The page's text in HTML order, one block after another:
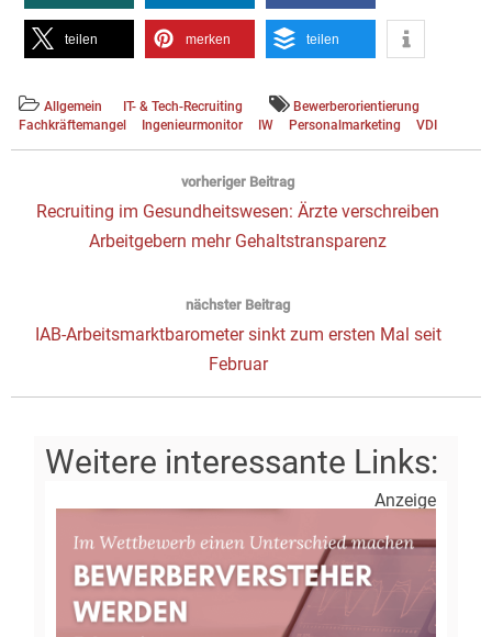
teilen merken teilen
Allgemein IT- & Tech-Recruiting
Bewerberorientierung
Fachkräftemangel
Ingenieurmonitor IW Personalmarketing VDI
Beitragsnavigation
vorheriger Beitrag
Vorheriger
Beitrag:
Recruiting im Gesundheitswesen: Ärzte verschreiben
Arbeitgebern mehr Gehaltstransparenz
nächster Beitrag
Next
IAB-Arbeitsmarktbarometer sinkt zum ersten Mal seit
Februar
Anzeige